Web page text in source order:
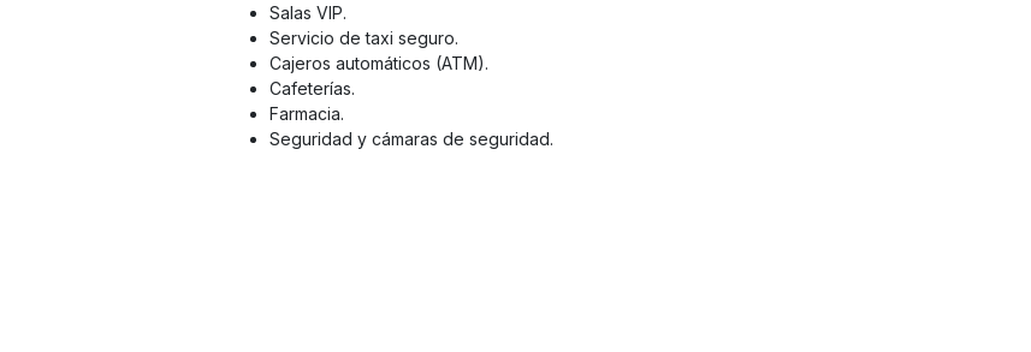
Salas VIP.
Servicio de taxi seguro.
Cajeros automáticos (ATM).
Cafeterías.
Farmacia.
Seguridad y cámaras de seguridad.